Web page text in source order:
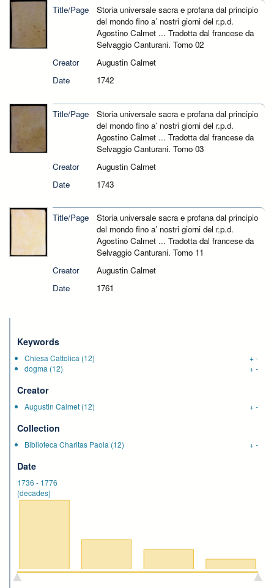
Title/Page
Storia universale sacra e profana dal principio
del mondo fino a’ nostri giorni del r.p.d.
Agostino Calmet ... Tradotta dal francese da
Selvaggio Canturani. Tomo 02
Creator
Augustin Calmet
Date
1742
Title/Page
Storia universale sacra e profana dal principio
del mondo fino a’ nostri giorni del r.p.d.
Agostino Calmet ... Tradotta dal francese da
Selvaggio Canturani. Tomo 03
Creator
Augustin Calmet
Date
1743
Title/Page
Storia universale sacra e profana dal principio
del mondo fino a’ nostri giorni del r.p.d.
Agostino Calmet ... Tradotta dal francese da
Selvaggio Canturani. Tomo 11
Creator
Augustin Calmet
Date
1761
Keywords
Chiesa Cattolica (12) +-
dogma (12) +-
Creator
Augustin Calmet (12) +-
Collection
Biblioteca Charitas Paola (12) +-
Date
1736 - 1776
(decades)